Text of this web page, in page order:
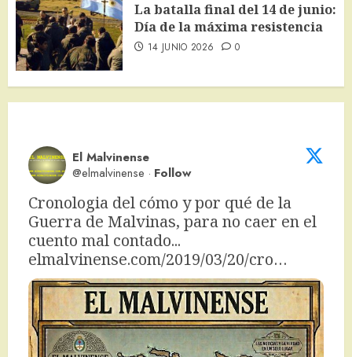
La batalla final del 14 de junio:
Día de la máxima resistencia
14 JUNIO 2026 0
El Malvinense
@elmalvinense · Follow
Cronologia del cómo y por qué de la
Guerra de Malvinas, para no caer en el
elmalvinense.com/2019/03/20/cro…